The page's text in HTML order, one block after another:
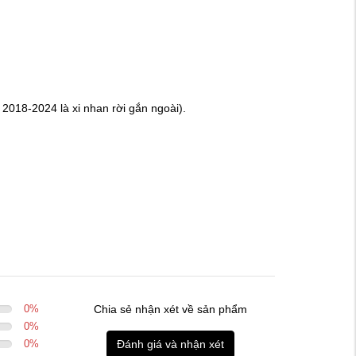
2024 là xi nhan rời gắn ngoài).
0%
0%
0%
Chia sẻ nhận xét về sản phẩm
Đánh giá và nhận xét